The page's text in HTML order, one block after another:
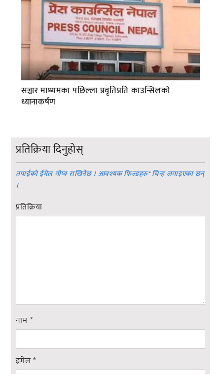
सञ्चार माध्यमका पछिल्ला प्रवृतिप्रति काउन्सिलको
ध्यानाकर्षण
प्रतिक्रिया दिनुहोस्
तपाईको ईमेल गोप्य राखिनेछ । आवश्यक फिल्डहरु*चिन्ह लगाइएका छन्
।
प्रतिक्रिया
नाम *
इमेल*